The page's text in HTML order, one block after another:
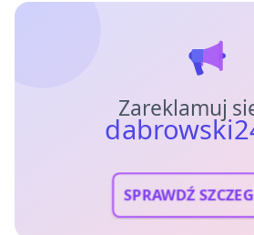
Zareklamuj
SPRAWDŹ